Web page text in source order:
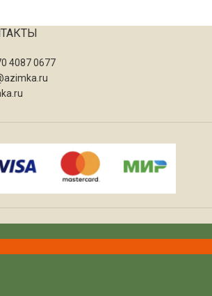
4087 0677